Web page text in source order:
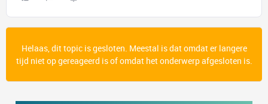
Helaas, dit topic is gesloten. Meestal is dat omdat er langere
tijd niet op gereageerd is of omdat het onderwerp afgesloten is.